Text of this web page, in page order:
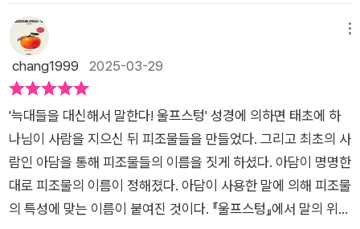
기 위해 여우떼를 데리고 와서 사일러스를 위협하는 레이너드, 그
런 사일러스를 구하기 위해 오는 아이센그림. 그런 일을 겪으면서
사일러스는 그들 사이의 이야기를 듣게 된다. 그리고 아이센그림
과 허센트의 아기들이 머무를 곳이 없어지자 사일러스의 집 다락
방에 머물게 된다. 안심하고 지내며 살 수 있을 거라고 생각했지
만 또다시 여우들이 사일러스의 집으로 찾아오면서 아기 늑대들
을 빼앗기는 것은 물론 사일러스의 집 또한 망가지게 된다. 사람
의 언어를 배우고, 자신들이 지배하고 싶어 늑대들에게도 이름을
지어주었다는 레이너드. 같은 여우들 사이에서 계급을 만들고 지
간, 우리의 말은 거짓을 이기는 힘을 가지게 될 것입니다.샘 톰슨
(Sam Thompson)은 영국 출신의 소설가로, 언어와 정체성, 소
외된 존재들의 성장 서사를 깊이 탐구하는 작품을 주로 집필해왔
습니다. 《울프스텅》은 그의 대표적인 작품으로, 말을 더듬는 주
력, 자유에 대한 깊이 있는 질문을 던집니다.이 작품은 미국 아동
청소년도서협의회 선정 우수 도서, 스파크 스쿨북 어워드 수상작
으로, 어린이와 청소년뿐만 아니라 성인 독자에게도 강한 울림을
주는 판타지 동화로 평가받고 있습니다.《울프스텅: 거짓을 이기
는 말》은 자신의 목소리를 찾는 한 소년의 성장 이야기이자, 자유
chang1999 2025-03-29
'늑대들을 대신해서 말한다! 울프스텅' 성경에 의하면 태초에 하
나님이 사람을 지으신 뒤 피조물들을 만들었다. 그리고 최초의 사
람인 아담을 통해 피조물들의 이름을 짓게 하셨다. 아담이 명명한
대로 피조물의 이름이 정해졌다. 아담이 사용한 말에 의해 피조물
의 특성에 맞는 이름이 붙여진 것이다. 『울프스텅』에서 말의 위력